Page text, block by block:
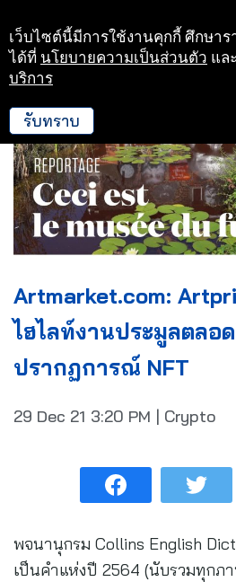
Skip
to
Artmarket.com:
ไฮไลท์งานประมูลตลอ
ปรากฏการณ์ NFT
29 Dec 21 3:20 PM | Crypto
พจนานุกรม Collins English
เป็นคำแห่งปี 2564 (นับรวมทุกภ
เว็บไซต์นี้มีการใช้งานคุกกี้ ศึกษาร
ได้ที่ นโยบายความเป็นส่วนตัว และ
บริการ
รับทราบ